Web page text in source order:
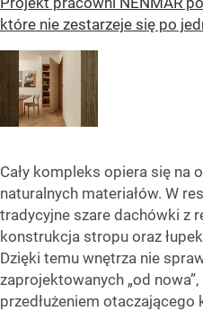
które nie zestarzeje się po
Cały kompleks opiera się na
naturalnych materiałów. W
tradycyjne szare dachówki z
konstrukcja stropu oraz
Dzięki temu wnętrza nie
zaprojektowanych „od
przedłużeniem otaczającego